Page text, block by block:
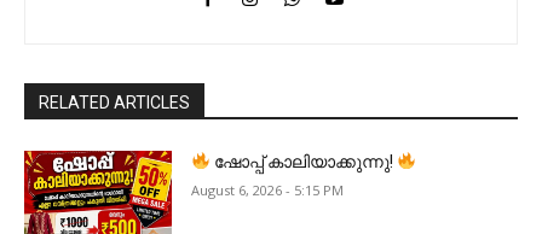
RELATED ARTICLES
ഷോപ്പ് കാലിയാക്കുന്നു!
August 6, 2026 - 5:15 PM